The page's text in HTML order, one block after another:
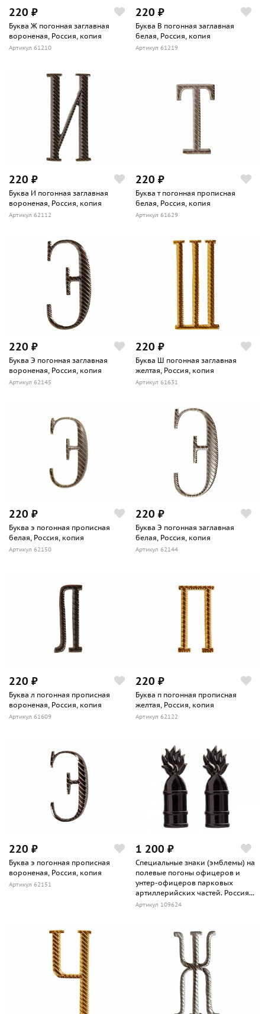
220 ₽
Буква Ж погонная заглавная
вороненая, Россия, копия
Артикул 61210
220 ₽
Буква В погонная заглавная
белая, Россия, копия
Артикул 61219
220 ₽
Буква И погонная заглавная
вороненая, Россия, копия
Артикул 62112
220 ₽
Буква т погонная прописная
белая, Россия, копия
Артикул 61629
220 ₽
Буква Э погонная заглавная
вороненая, Россия, копия
Артикул 62145
220 ₽
Буква Ш погонная заглавная
желтая, Россия, копия
Артикул 61631
220 ₽
Буква э погонная прописная
белая, Россия, копия
Артикул 62150
220 ₽
Буква Э погонная заглавная
белая, Россия, копия
Артикул 62144
220 ₽
Буква л погонная прописная
вороненая, Россия, копия
Артикул 61609
220 ₽
Буква п погонная прописная
желтая, Россия, копия
Артикул 62122
220 ₽
Буква э погонная прописная
вороненая, Россия, копия
Артикул 62151
1 200 ₽
Специальные знаки (эмблемы) на
полевые погоны офицеров и
унтер-офицеров парковых
артиллерийских частей. Россия...
Артикул 109624